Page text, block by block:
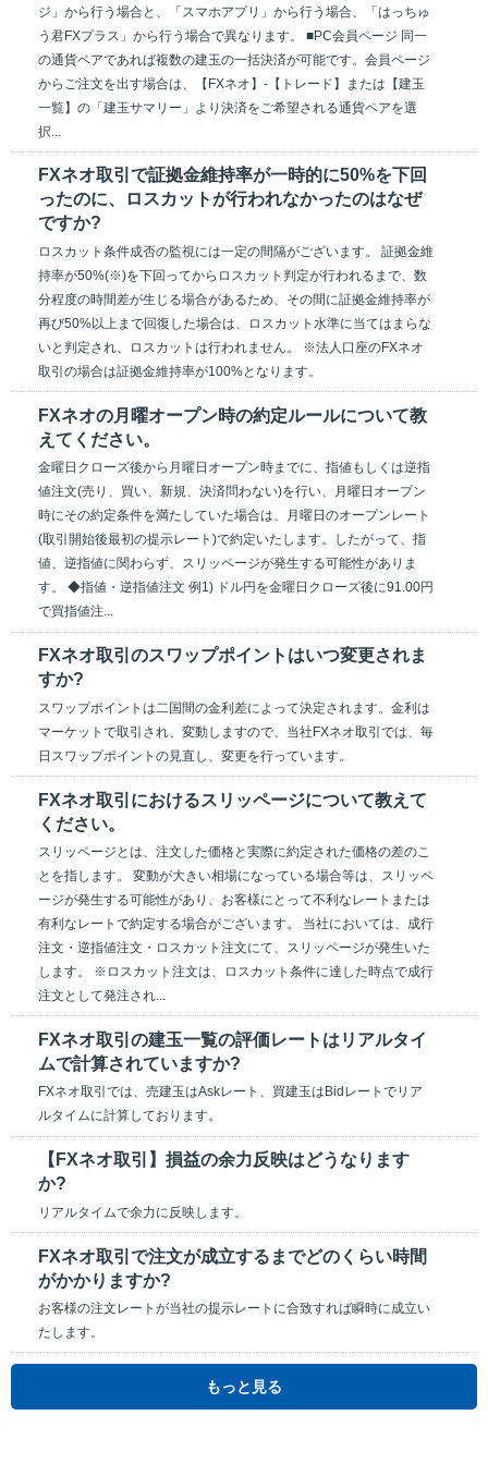
ジ」から行う場合と、「スマホアプリ」から行う場合、「はっちゅ
う君FXプラス」から行う場合で異なります。 ■PC会員ページ 同一
の通貨ペアであれば複数の建玉の一括決済が可能です。会員ページ
からご注文を出す場合は、【FXネオ】-【トレード】または【建玉
一覧】の「建玉サマリー」より決済をご希望される通貨ペアを選
択...
FXネオ取引で証拠金維持率が一時的に50%を下回
ったのに、ロスカットが行われなかったのはなぜ
ですか?
ロスカット条件成否の監視には一定の間隔がございます。 証拠金維
持率が50%(※)を下回ってからロスカット判定が行われるまで、数
分程度の時間差が生じる場合があるため、その間に証拠金維持率が
再び50%以上まで回復した場合は、ロスカット水準に当てはまらな
いと判定され、ロスカットは行われません。 ※法人口座のFXネオ
取引の場合は証拠金維持率が100%となります。
FXネオの月曜オープン時の約定ルールについて教
えてください。
金曜日クローズ後から月曜日オープン時までに、指値もしくは逆指
値注文(売り、買い、新規、決済問わない)を行い、月曜日オープン
時にその約定条件を満たしていた場合は、月曜日のオープンレート
(取引開始後最初の提示レート)で約定いたします。したがって、指
値、逆指値に関わらず、スリッページが発生する可能性がありま
す。 ◆指値・逆指値注文 例1) ドル円を金曜日クローズ後に91.00円
で買指値注...
FXネオ取引のスワップポイントはいつ変更されま
すか?
スワップポイントは二国間の金利差によって決定されます。金利は
マーケットで取引され、変動しますので、当社FXネオ取引では、毎
日スワップポイントの見直し、変更を行っています。
FXネオ取引におけるスリッページについて教えて
ください。
スリッページとは、注文した価格と実際に約定された価格の差のこ
とを指します。 変動が大きい相場になっている場合等は、スリッペ
ージが発生する可能性があり、お客様にとって不利なレートまたは
有利なレートで約定する場合がございます。 当社においては、成行
注文・逆指値注文・ロスカット注文にて、スリッページが発生いた
します。 ※ロスカット注文は、ロスカット条件に達した時点で成行
注文として発注され...
FXネオ取引の建玉一覧の評価レートはリアルタイ
ムで計算されていますか?
FXネオ取引では、売建玉はAskレート、買建玉はBidレートでリア
ルタイムに計算しております。
【FXネオ取引】損益の余力反映はどうなります
か?
リアルタイムで余力に反映します。
FXネオ取引で注文が成立するまでどのくらい時間
がかかりますか?
お客様の注文レートが当社の提示レートに合致すれば瞬時に成立い
たします。
もっと見る